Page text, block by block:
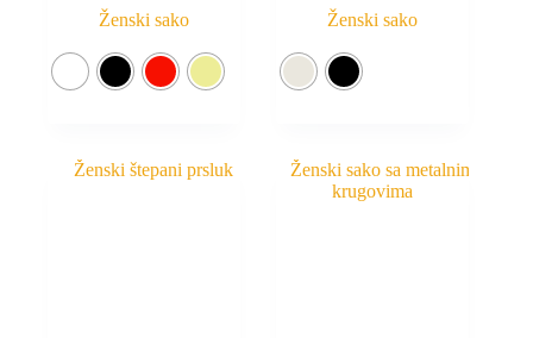
Ženski sako
Ženski sako